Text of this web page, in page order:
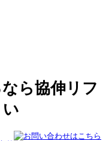
ら協伸リフ